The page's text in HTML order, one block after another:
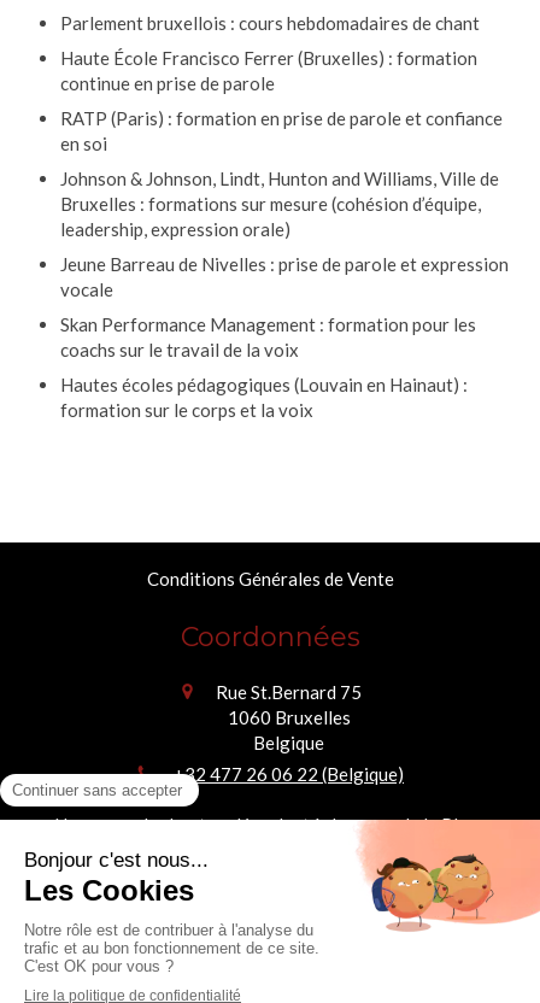
Parlement bruxellois : cours hebdomadaires de chant
Haute École Francisco Ferrer (Bruxelles) : formation
continue en prise de parole
RATP (Paris) : formation en prise de parole et confiance
en soi
Johnson & Johnson, Lindt, Hunton and Williams, Ville de
Bruxelles : formations sur mesure (cohésion d’équipe,
leadership, expression orale)
Jeune Barreau de Nivelles : prise de parole et expression
vocale
Skan Performance Management : formation pour les
coachs sur le travail de la voix
Hautes écoles pédagogiques (Louvain en Hainaut) :
formation sur le corps et la voix
Conditions Générales de Vente
Coordonnées
Rue St.Bernard 75
1060 Bruxelles
Belgique
+32 477 26 06 22 (Belgique)
Nos cours de chant se déroulent à deux pas de la Place
Stéphanie et de Ma Campagne (Ixelles / Saint-Gilles)
Chanter ne consiste pas à devenir quelqu'un d'autre.